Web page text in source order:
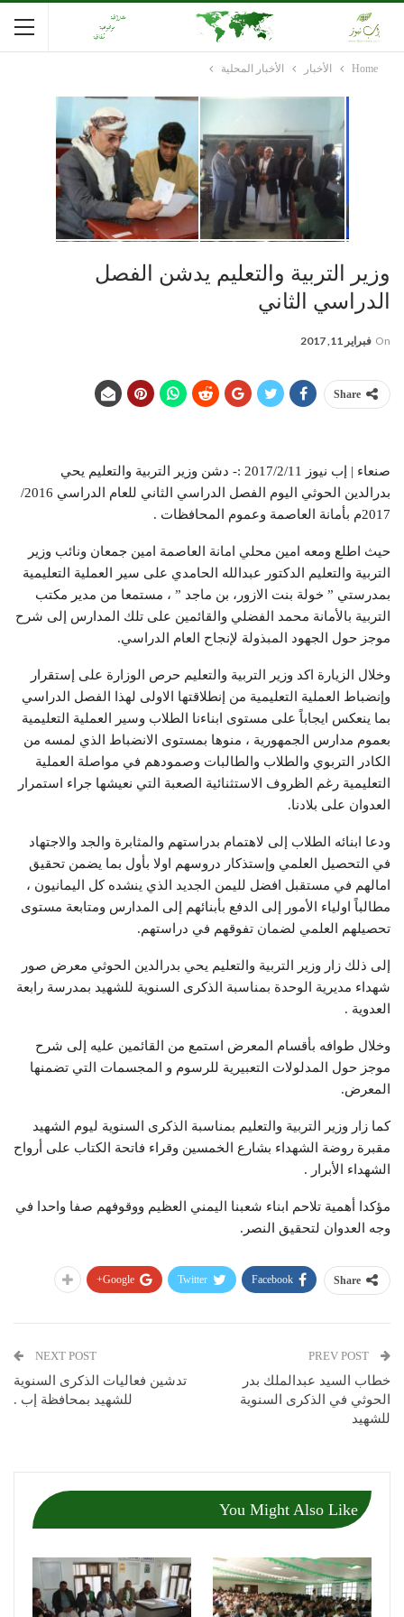
Home الأخبار الأخبار المحلية
وزير التربية والتعليم يدشن الفصل
الدراسي الثاني
On فبراير 11, 2017
Share
صنعاء | إب نيوز 2017/2/11 :- دشن وزير التربية والتعليم يحي
بدرالدين الحوثي اليوم الفصل الدراسي الثاني للعام الدراسي 2016/
2017م بأمانة العاصمة وعموم المحافظات .
حيث اطلع ومعه امين محلي امانة العاصمة امين جمعان ونائب وزير
التربية والتعليم الدكتور عبدالله الحامدي على سير العملية التعليمية
بمدرستي ” خولة بنت الازور، بن ماجد ” ، مستمعا من مدير مكتب
التربية بالأمانة محمد الفضلي والقائمين على تلك المدارس إلى شرح
موجز حول الجهود المبذولة لإنجاح العام الدراسي.
وخلال الزيارة اكد وزير التربية والتعليم حرص الوزارة على إستقرار
وإنضباط العملية التعليمية من إنطلاقتها الاولى لهذا الفصل الدراسي
بما ينعكس ايجاباً على مستوى ابناءنا الطلاب وسير العملية التعليمية
بعموم مدارس الجمهورية ، منوها بمستوى الانضباط الذي لمسه من
الكادر التربوي والطلاب والطالبات وصمودهم في مواصلة العملية
التعليمية رغم الظروف الاستثنائية الصعبة التي نعيشها جراء استمرار
العدوان على بلادنا.
ودعا ابنائه الطلاب إلى لاهتمام بدراستهم والمثابرة والجد والاجتهاد
في التحصيل العلمي وإستذكار دروسهم اولا بأول بما يضمن تحقيق
امالهم في مستقبل افضل لليمن الجديد الذي ينشده كل اليمانيون ،
مطالباً اولياء الأمور إلى الدفع بأبنائهم إلى المدارس ومتابعة مستوى
تحصيلهم العلمي لضمان تفوقهم في دراستهم.
إلى ذلك زار وزير التربية والتعليم يحي بدرالدين الحوثي معرض صور
شهداء مديرية الوحدة بمناسبة الذكرى السنوية للشهيد بمدرسة رابعة
العدوية .
وخلال طوافه بأقسام المعرض استمع من القائمين عليه إلى شرح
موجز حول المدلولات التعبيرية للرسوم و المجسمات التي تضمنها
المعرض.
كما زار وزير التربية والتعليم بمناسبة الذكرى السنوية ليوم الشهيد
مقبرة روضة الشهداء بشارع الخمسين وقراء فاتحة الكتاب على أرواح
الشهداء الأبرار .
مؤكدا أهمية تلاحم ابناء شعبنا اليمني العظيم ووقوفهم صفا واحدا في
وجه العدوان لتحقيق النصر.
Share
Facebook
Twitter
Google+
خطاب السيد عبدالملك بدر
الحوثي في الذكرى السنوية
للشهيد
NEXT POST
تدشين فعاليات الذكرى السنوية
للشهيد بمحافظة إب .
You Might Also Like